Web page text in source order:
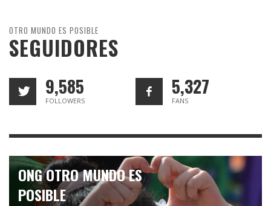
OTRO MUNDO ES POSIBLE
SEGUIDORES
9,585
FOLLOWERS
5,327
FANS
ONG OTRO MUNDO ES
POSIBLE